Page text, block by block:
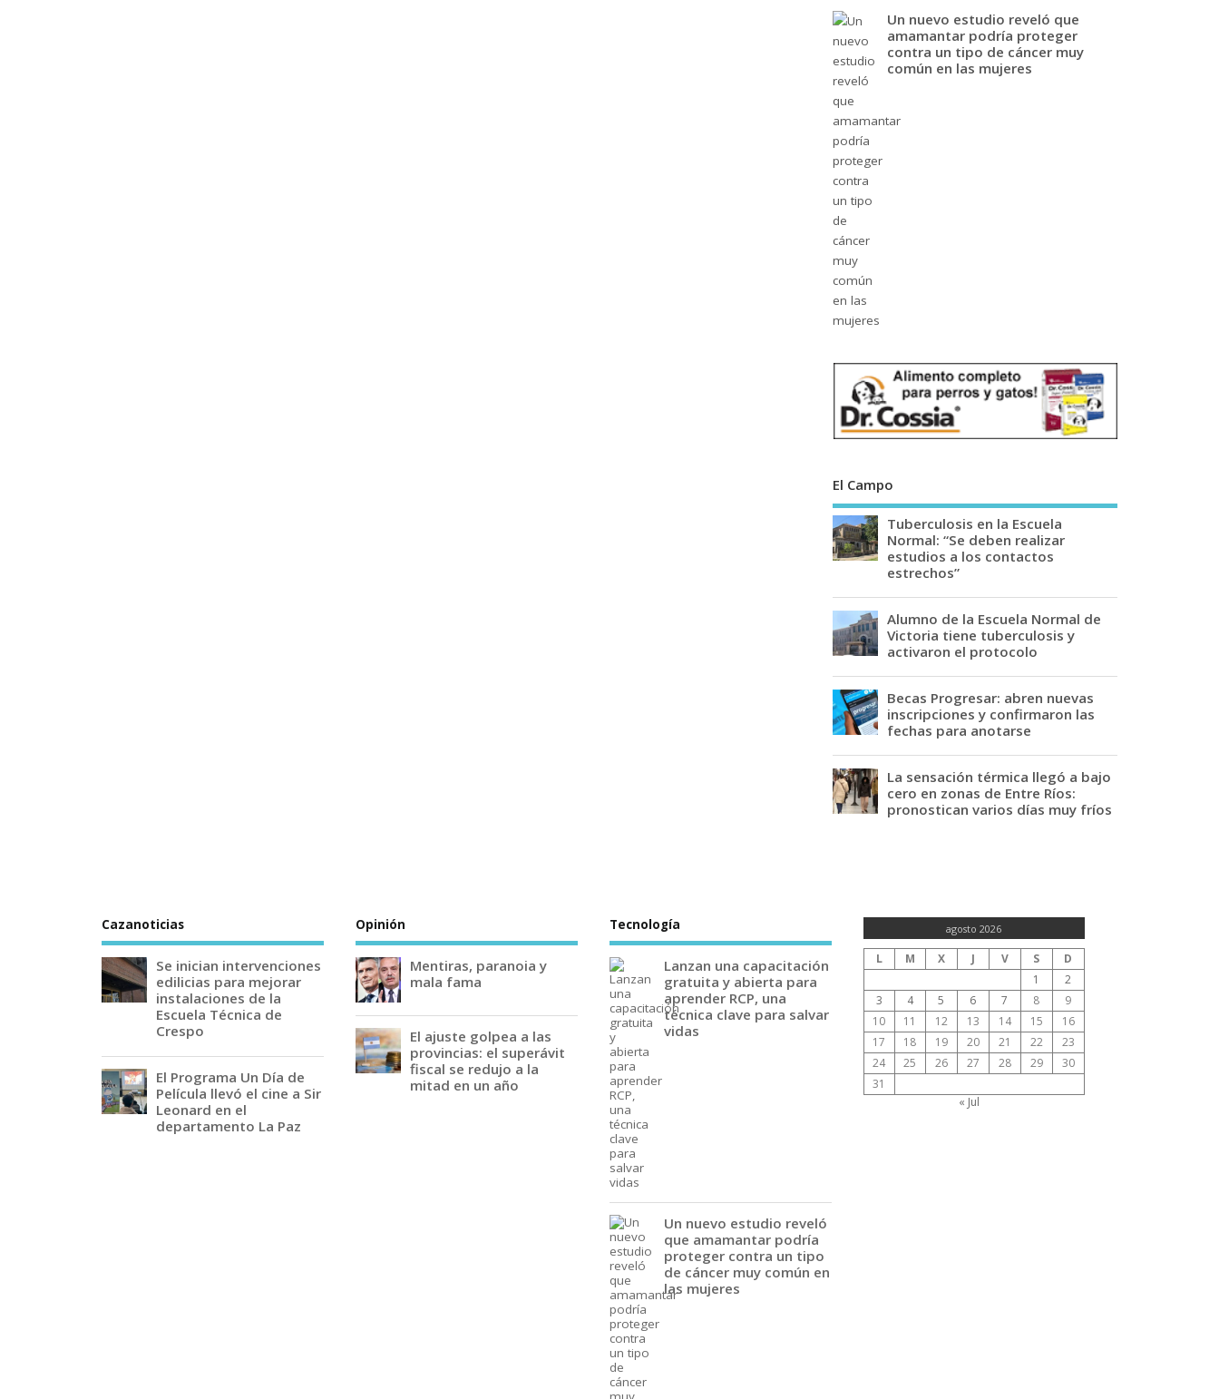
Un nuevo estudio reveló que
amamantar podría proteger
contra un tipo de cáncer muy
común en las mujeres
El Campo
Tuberculosis en la Escuela
Normal: “Se deben realizar
estudios a los contactos
estrechos”
Alumno de la Escuela Normal de
Victoria tiene tuberculosis y
activaron el protocolo
Becas Progresar: abren nuevas
inscripciones y confirmaron las
fechas para anotarse
La sensación térmica llegó a bajo
cero en zonas de Entre Ríos:
pronostican varios días muy fríos
Cazanoticias
Se inician intervenciones
edilicias para mejorar
instalaciones de la
Escuela Técnica de
Crespo
El Programa Un Día de
Película llevó el cine a Sir
Leonard en el
departamento La Paz
Opinión
Mentiras, paranoia y
mala fama
El ajuste golpea a las
provincias: el superávit
fiscal se redujo a la
mitad en un año
Tecnología
Lanzan una capacitación
gratuita y abierta para
aprender RCP, una
técnica clave para salvar
vidas
Un nuevo estudio reveló
que amamantar podría
proteger contra un tipo
de cáncer muy común en
las mujeres
agosto 2026
L M X J V S
D
1
2
3
4 5 6 7 8
9
10
11 12 13 14 15
16
17
18 19 20 21 22
23
24
25 26 27 28 29
30
31
« Jul